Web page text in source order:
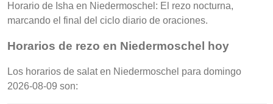
Horario de Isha en Niedermoschel: El rezo nocturna,
marcando el final del ciclo diario de oraciones.
Horarios de rezo en Niedermoschel hoy
Los horarios de salat en Niedermoschel para domingo
2026-08-09 son: